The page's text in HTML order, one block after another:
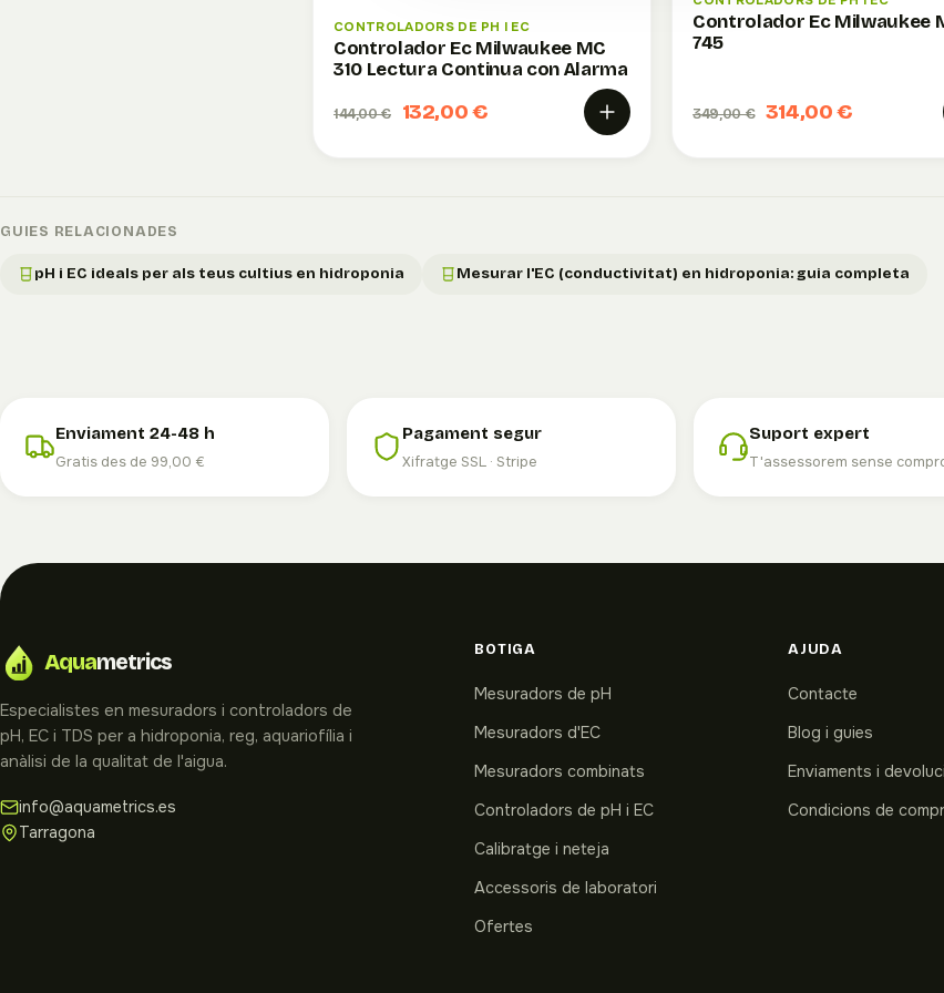
CONTROLADORS DE PH I EC
Controlador Ec Milwaukee MC
310 Lectura Continua con Alarma
144,00 € 132,00 €
Controlador Ec Milwaukee
745
349,00 € 314,00 €
GUIES RELACIONADES
pH i EC ideals per als teus cultius en hidroponia Mesurar l'EC (conductivitat) en hidroponia: guia completa
Enviament 24-48 h
Gratis des de 99,00 €
Pagament segur
Xifratge SSL · Stripe
Suport expert
T'assessorem sense
Aquametrics
Especialistes en mesuradors i controladors de
pH, EC i TDS per a hidroponia, reg, aquariofília i
anàlisi de la qualitat de l'aigua.
info@aquametrics.es
Tarragona
BOTIGA
Mesuradors de pH
Mesuradors d'EC
Mesuradors combinats
Controladors de pH i EC
Calibratge i neteja
Accessoris de laboratori
Ofertes
AJUDA
Contacte
Blog i guies
Enviaments i
Condicions de